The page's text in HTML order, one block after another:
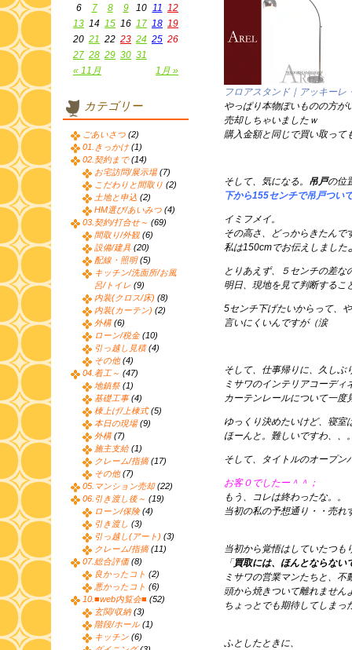
フロアスタンド｜アッキー
やっぱり本物ぽいものの方が
売却しちゃいましたｗ
購入金額と同じで買い取って
そして、気になる。 吊戸の位
下から155センチで吊戸つい
イミフメイ。
その高さ、どっからきたんで
私は150cmでお伝えしました
とりあえず、５センチの差な
明日、現地を見て判断するこ
5センチ下げたいからって、
言いにくいんですが（涙
そして、仕事帰りに、久しぶ
ミサワのインテリアコーディ
カーテンレールについて一度
ゆっくり決めたいけど、寝室
ほーんと。難しいですわ、、
そして、タイトルのオープン
お客０でしたー＾＾；
もう、コレは終わったな。。
当初の私の予想通り・・売れ
当初から覚悟はしていたつも
「 買取には、ほんとならない
ミサワの営業マンたちと、不
頭から焼きついて離れません
ちょっとでも期待してしまっ
ふとしたときに、
« 11月 1月 »
6
7 8 9 10 11 12
13 14 15 16 17 18 19
20 21 22 23 24 25 26
27 28 29 30 31
カテゴリー
ごあいさつ (2)
01.きっかけ (1)
02.契約まで(14)
お宅訪問/展示場(7)
こだわりと間取り (2)
土地と申込 (2)
HM選び/あいみつ (4)
03.契約/打合せ～ (69)
間取り/外観 (6)
設備/建具 (20)
配線・照明(5)
キッチン/洗面所/お風
呂/トイレ (9)
内装(クロス/床) (8)
内装(カーテン) (2)
外構(6)
ローン/税金(10)
引っ越し見積(4)
その他 (4)
04.着工～ (47)
地鎮祭 (1)
基礎工事(4)
棟上げ/上棟式(5)
本日の現場(9)
外構(7)
施主支給(1)
クレーム/指摘(17)
その他 (7)
05.マンション売却(22)
06.引き渡し後～ (19)
ローン/保険(4)
引き渡し (3)
引っ越し(アート) (3)
クレーム/指摘(11)
07.総合評価(8)
良かったコト (2)
悪かったコト (6)
10.■web内覧会■ (52)
玄関/収納(3)
階段/ホール(1)
キッチン (6)